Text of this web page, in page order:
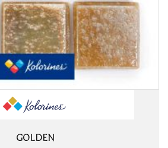
GOLDEN